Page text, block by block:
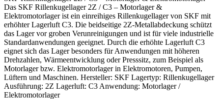
Das SKF Rillenkugellager 2Z / C3 – Motorlager &
Elektromotorlager ist ein einreihiges Rillenkugellager von SKF mit
erhöhter Lagerluft C3. Die beidseitige 2Z-Metallabdeckung schützt
das Lager vor groben Verunreinigungen und ist für viele industrielle
Standardanwendungen geeignet. Durch die erhöhte Lagerluft C3
eignet sich das Lager besonders für Anwendungen mit höheren
Drehzahlen, Wärmeentwicklung oder Presssitz, zum Beispiel als
Motorlager bzw. Elektromotorlager in Elektromotoren, Pumpen,
Lüftern und Maschinen. Hersteller: SKF Lagertyp: Rillenkugellager
Ausführung: 2Z Lagerluft: C3 Anwendung: Motorlager /
Elektromotorlager